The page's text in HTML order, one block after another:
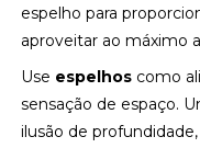
espelho para
aproveitar ao máximo
Use espelhos como
sensação de espaço.
ilusão de